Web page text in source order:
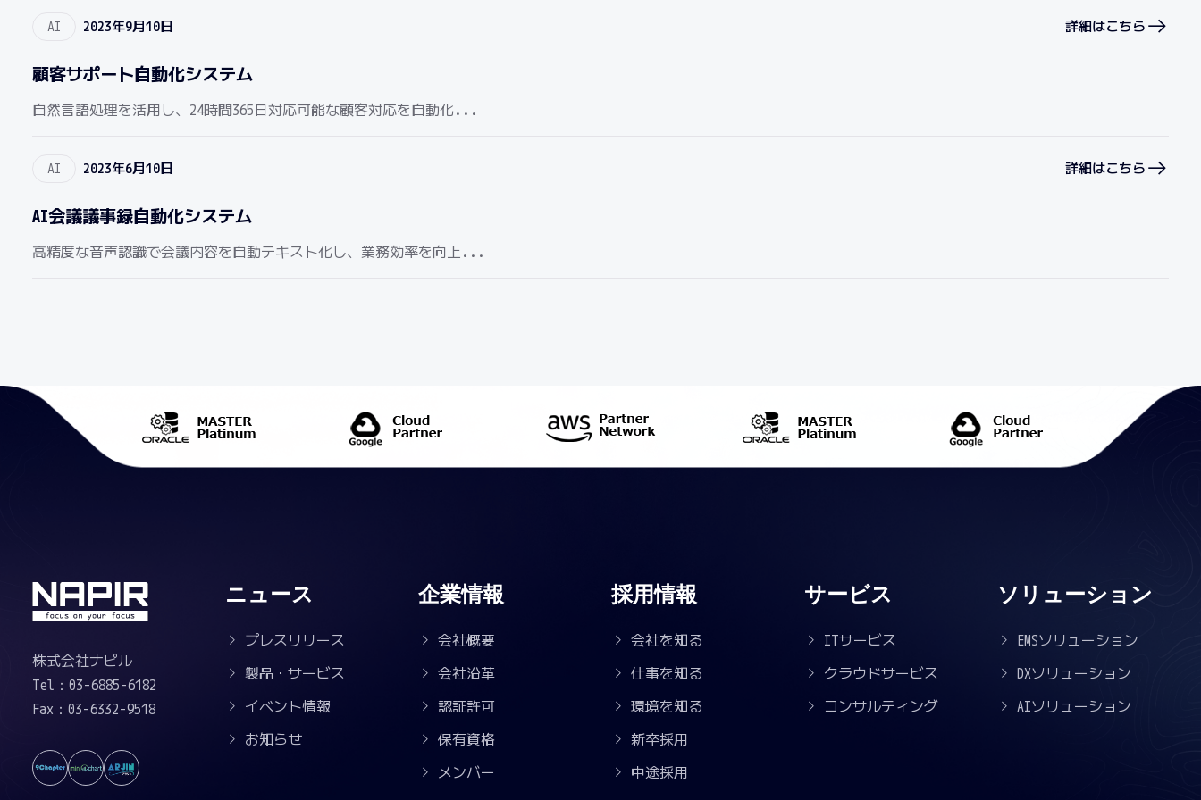
AI 2023年9月10日 詳細はこちら
顧客サポート自動化システム
自然言語処理を活用し、24時間365日対応可能な顧客対応を自動化...
AI 2023年6月10日 詳細はこちら
AI会議議事録自動化システム
高精度な音声認識で会議内容を自動テキスト化し、業務効率を向上...
株式会社ナピル
Tel：03-6885-6182
Fax：03-6332-9518
ニュース
プレスリリース
製品・サービス
イベント情報
お知らせ
企業情報
会社概要
会社沿革
認証許可
保有資格
メンバー
採用情報
会社を知る
仕事を知る
環境を知る
新卒採用
中途採用
サービス
ITサービス
クラウドサービス
コンサルティング
ソリューション
EMSソリューション
DXソリューション
AIソリューション